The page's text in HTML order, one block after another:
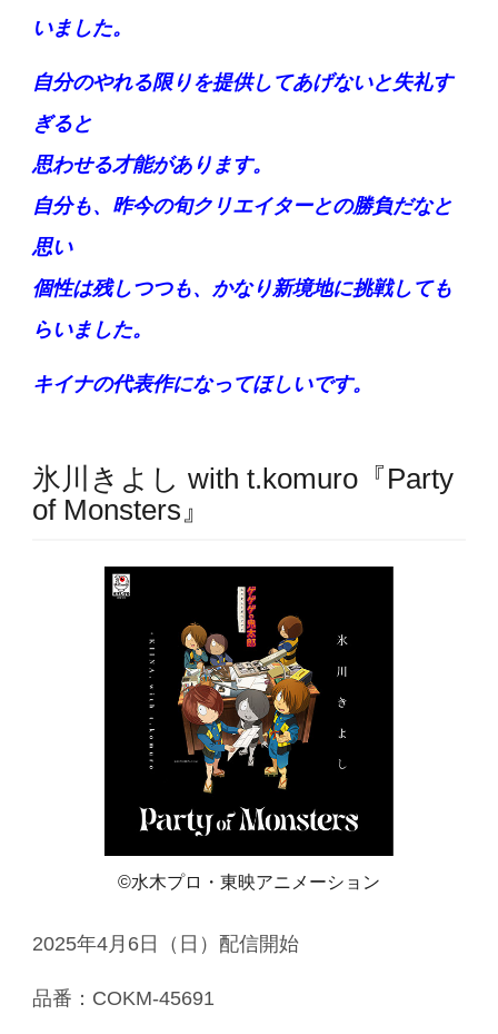
いました。
自分のやれる限りを提供してあげないと失礼す
ぎると
思わせる才能があります。
自分も、昨今の旬クリエイターとの勝負だなと
思い
個性は残しつつも、かなり新境地に挑戦しても
らいました。
キイナの代表作になってほしいです。
氷川きよし with t.komuro『Party
of Monsters』
©水木プロ・東映アニメーション
2025年4月6日（日）配信開始
品番：COKM-45691